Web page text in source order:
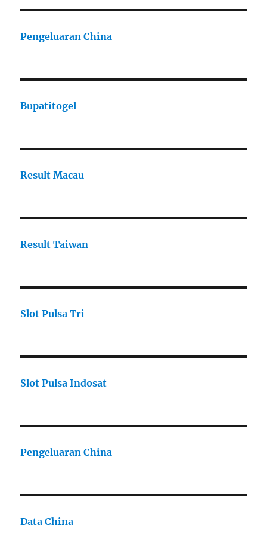
Pengeluaran China
Bupatitogel
Result Macau
Result Taiwan
Slot Pulsa Tri
Slot Pulsa Indosat
Pengeluaran China
Data China